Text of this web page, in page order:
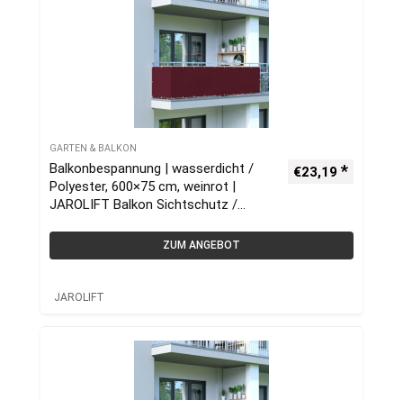
GARTEN & BALKON
Balkonbespannung | wasserdicht /
Polyester, 600×75 cm, weinrot |
JAROLIFT Balkon Sichtschutz /
€23,19
ZUM ANGEBOT
JAROLIFT